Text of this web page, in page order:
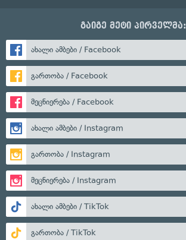
გაიგე მეტი პირველმა:
ახალი ამბები / Facebook
გართობა / Facebook
მეცნიერება / Facebook
ახალი ამბები / Instagram
გართობა / Instagram
მეცნიერება / Instagram
ახალი ამბები / TikTok
გართობა / TikTok